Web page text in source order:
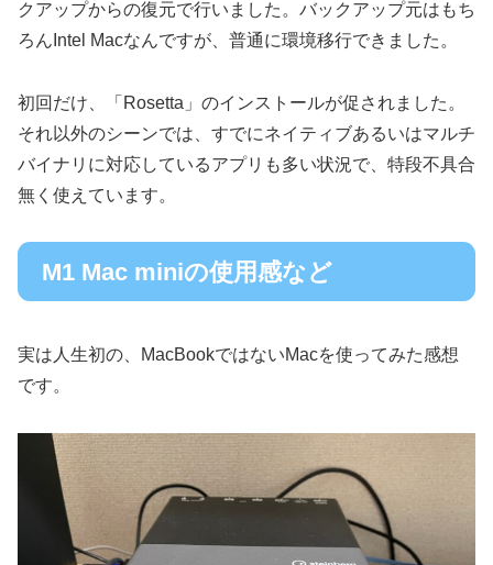
クアップからの復元で行いました。バックアップ元はもち
ろんIntel Macなんですが、普通に環境移行できました。
初回だけ、「Rosetta」のインストールが促されました。
それ以外のシーンでは、すでにネイティブあるいはマルチ
バイナリに対応しているアプリも多い状況で、特段不具合
無く使えています。
M1 Mac miniの使用感など
実は人生初の、MacBookではないMacを使ってみた感想
です。